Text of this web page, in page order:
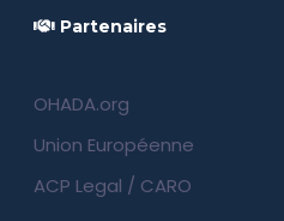
Partenaires
OHADA.org
Union Européenne
ACP Legal / CARO